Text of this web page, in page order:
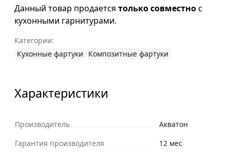
Данный товар продается только совместнос
кухонными гарнитурами.
Категории:
Кухонные фартуки
Композитные фартуки
Характеристики
Производитель
Акватон
Гарантия производителя
12 мес